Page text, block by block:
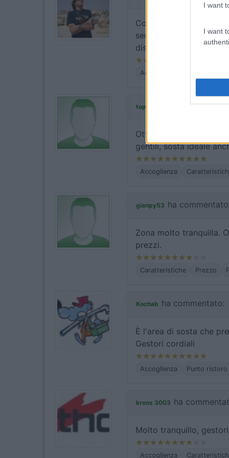
I want
I want
Confermo quanto
serve, compreso
disponibilissima e
Accoglienza
topetta2010 ha
Ottimo campeggio,
gentili, sosta ideale
Accoglienza
gianpy53 ha
Zona molto tranquilla.
prezzi.
Caratteristiche Prezzo
Kochab ha commentato:
È l'area di sosta che
Gestori cordiali
Accoglienza Punto ristoro
kreos 3003 ha
Molto tranquillo,
Accoglienza